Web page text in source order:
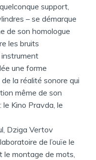
support,
– se démarque
de son homologue
les bruits
instrument
une forme
la réalité sonore qui
même de son
Kino Pravda, le
Dziga Vertov
de l’ouïe le
le montage de mots,